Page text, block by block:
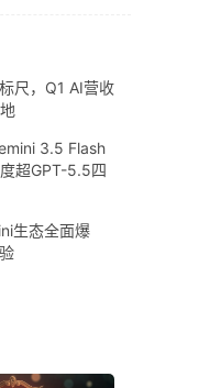
尺，Q1 AI营收
3.5 Flash
超GPT-5.5四
生态全面爆